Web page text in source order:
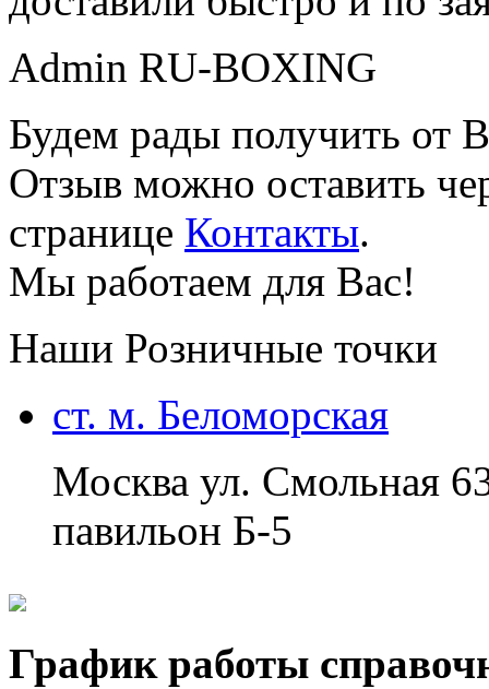
Admin RU-BOXING
Будем рады получить от
Отзыв можно оставить
странице Контакты.
Мы работаем для Вас!
Наши Розничные точки
ст. м. Беломорская
Москва ул. Смольная
павильон Б-5
График работы